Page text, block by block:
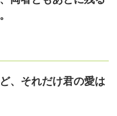
、それだけ君の愛は